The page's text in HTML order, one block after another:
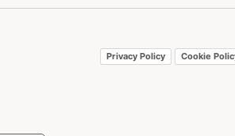
Privacy Policy Cookie